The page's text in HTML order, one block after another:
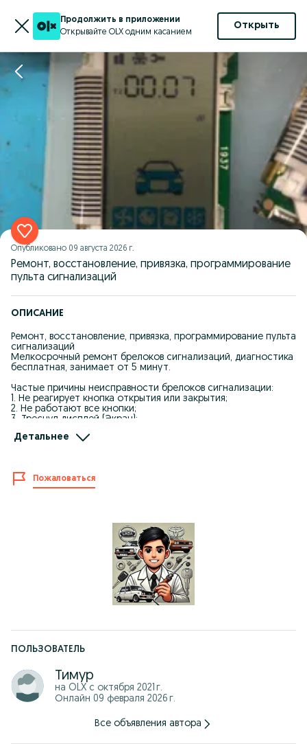
Продолжить в приложении
Открывайте OLX одним касанием
Открыть
Опубликовано 09 августа 2026 г.
Ремонт, восстановление, привязка, программирование
пульта сигнализаций
ОПИСАНИЕ
Ремонт, восстановление, привязка, программирование пульта
сигнализаций
Мелкосрочный ремонт брелоков сигнализаций, диагностика
бесплатная, занимает от 5 минут.
Частые причины неисправности брелоков сигнализации:
1. Не реагирует кнопка открытия или закрытия;
2. Не работают все кнопки;
3. Треснул дисплей (Экран);
5. Постирали пульт, не включается;
и другие неисправности.
Привозите пульт на бесплатную диагностику,
Детальнее
Пожаловаться
ПОЛЬЗОВАТЕЛЬ
Тимур
на OLX с октября 2021 г.
Онлайн 09 февраля 2026 г.
Все объявления автора